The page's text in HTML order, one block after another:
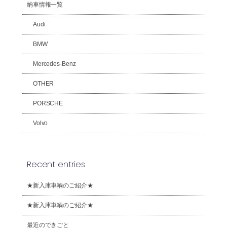
納車情報一覧
Audi
BMW
Mercedes-Benz
OTHER
PORSCHE
Volvo
Recent entries
★新入庫車輌のご紹介★
★新入庫車輌のご紹介★
最近のできごと